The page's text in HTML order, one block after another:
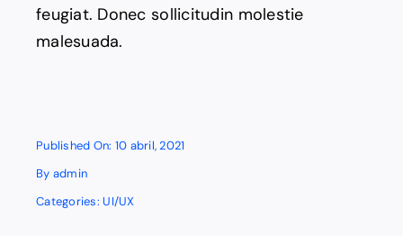
feugiat. Donec sollicitudin molestie
malesuada.
Published On: 10 abril, 2021
By admin
Categories:UI/UX